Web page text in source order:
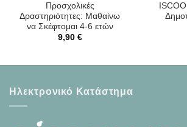
Προσχολικές
Δραστηριότητες: Μαθαίνω
να Σκέφτομαι 4-6 ετών
9,90 €
Ηλεκτρονικό Κατάστημα